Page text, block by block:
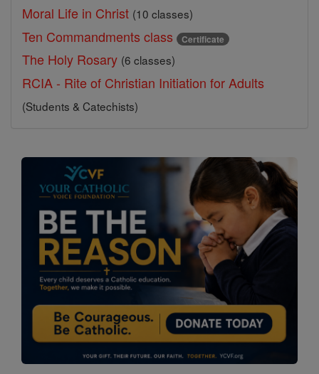
Moral Life in Christ (10 classes)
Ten Commandments class Certificate
The Holy Rosary (6 classes)
RCIA - Rite of Christian Initiation for Adults
(Students & Catechists)